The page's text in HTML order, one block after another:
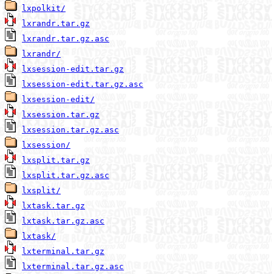
lxpolkit/
lxrandr.tar.gz
lxrandr.tar.gz.asc
lxrandr/
lxsession-edit.tar.gz
lxsession-edit.tar.gz.asc
lxsession-edit/
lxsession.tar.gz
lxsession.tar.gz.asc
lxsession/
lxsplit.tar.gz
lxsplit.tar.gz.asc
lxsplit/
lxtask.tar.gz
lxtask.tar.gz.asc
lxtask/
lxterminal.tar.gz
lxterminal.tar.gz.asc